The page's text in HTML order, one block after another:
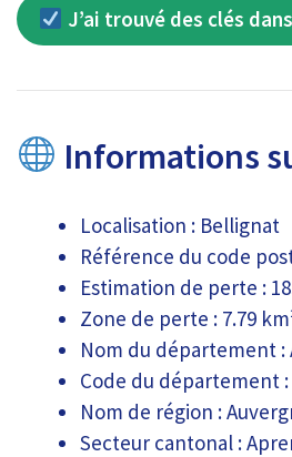
J’ai trouvé des clés
Informations
Localisation : Bellignat
Référence du code
Estimation de perte :
Zone de perte : 7.79
Nom du département :
Code du département :
Nom de région :
Secteur cantonal :